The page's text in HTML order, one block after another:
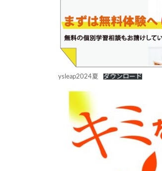
日
時
:
ysleap2024夏 ダウンロード